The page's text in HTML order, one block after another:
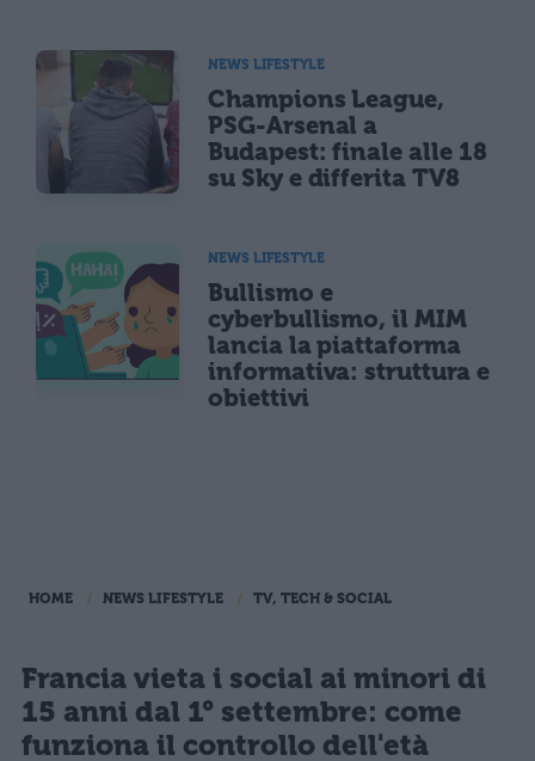
NEWS LIFESTYLE
Champions League,
PSG-Arsenal a
Budapest: finale alle 18
su Sky e differita TV8
NEWS LIFESTYLE
Bullismo e
cyberbullismo, il MIM
lancia la piattaforma
informativa: struttura e
obiettivi
HOME NEWS LIFESTYLE TV, TECH & SOCIAL
Francia vieta i social ai minori di
15 anni dal 1° settembre: come
funziona il controllo dell'età